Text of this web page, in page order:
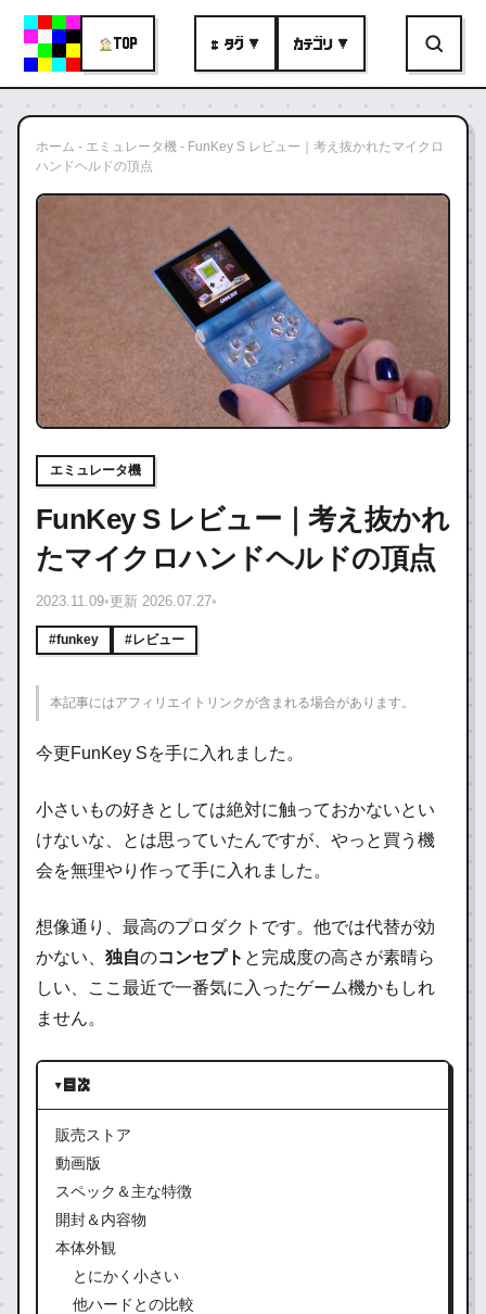
TOP # タグ ▼ カテゴリ ▼
ホーム - エミュレータ機 - FunKey S レビュー｜考え抜かれたマイクロ
ハンドヘルドの頂点
エミュレータ機
FunKey S レビュー｜考え抜かれ
たマイクロハンドヘルドの頂点
2023.11.09•更新 2026.07.27•
#funkey #レビュー
本記事にはアフィリエイトリンクが含まれる場合があります。
今更FunKey Sを手に入れました。
小さいもの好きとしては絶対に触っておかないとい
けないな、とは思っていたんですが、やっと買う機
会を無理やり作って手に入れました。
想像通り、 最高のプロダクト です。他では代替が効
かない、 独自のコンセプト と完成度の高さが素晴ら
しい、ここ最近で一番気に入ったゲーム機かもしれ
ません。
目次
販売ストア
動画版
スペック＆主な特徴
開封＆内容物
本体外観
とにかく小さい
他ハードとの比較